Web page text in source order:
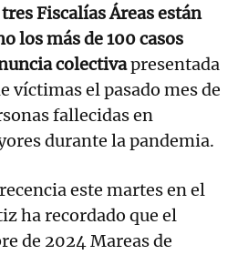
Fiscalías Áreas están
los más de 100 casos
colectivapresentada
víctimas el pasado mes de
fallecidas en
durante la pandemia.
este martes en el
ha recordado que el
de 2024 Mareas de